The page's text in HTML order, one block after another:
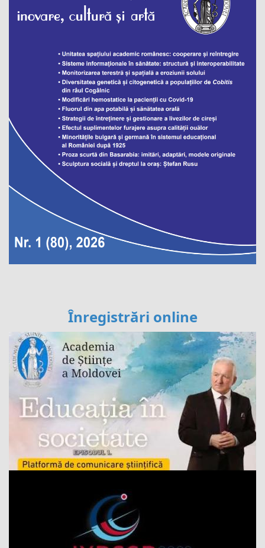
Înregistrări online